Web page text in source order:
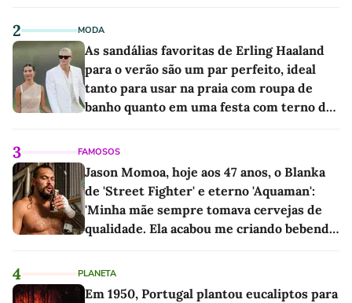
2 MODA
As sandálias favoritas de Erling Haaland
para o verão são um par perfeito, ideal
tanto para usar na praia com roupa de
banho quanto em uma festa com terno de
3 FAMOSOS
Jason Momoa, hoje aos 47 anos, o Blanka
de 'Street Fighter' e eterno 'Aquaman':
'Minha mãe sempre tomava cervejas de
qualidade. Ela acabou me criando bebendo
4 PLANETA
Em 1950, Portugal plantou eucaliptos para